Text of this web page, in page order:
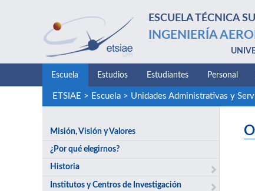
ESCUELA TÉCNICA
INGENIERÍA
Escuela Estudios Estudiantes Personal
ETSIAE > Escuela> Unidades Administrativas y
Misión, Visión y Valores
¿Por qué elegirnos?
Historia
Institutos y Centros de Investigación